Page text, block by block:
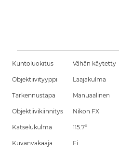
Kuntoluokitus Vähän käytetty
Objektiivityyppi Laajakulma
Tarkennustapa Manuaalinen
Objektiivikiinnitys Nikon FX
Katselukulma 115.7°
Kuvanvakaaja
Ei